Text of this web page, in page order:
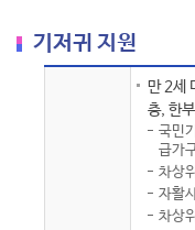
기저귀 지원
만 2세
층, 한
국민
급가
차상
자활
차상